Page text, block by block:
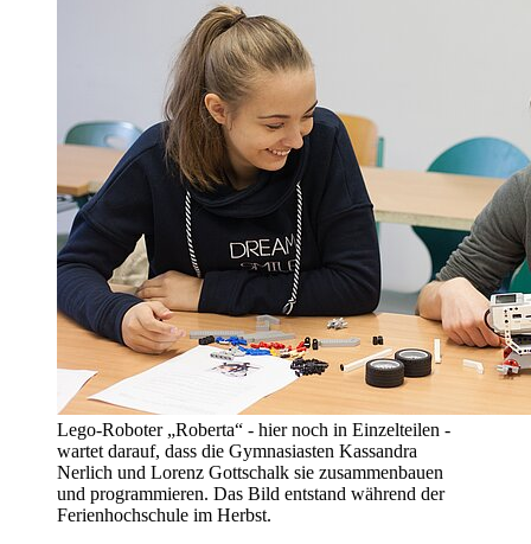
Lego-Roboter „Roberta“ - hier noch in Einzelteilen -
wartet darauf, dass die Gymnasiasten Kassandra
Nerlich und Lorenz Gottschalk sie zusammenbauen
und programmieren. Das Bild entstand während der
Ferienhochschule im Herbst.